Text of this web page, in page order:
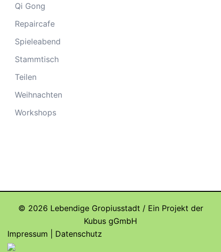
Qi Gong
Repaircafe
Spieleabend
Stammtisch
Teilen
Weihnachten
Workshops
© 2026 Lebendige Gropiusstadt / Ein Projekt der
Kubus gGmbH
Impressum
Datenschutz